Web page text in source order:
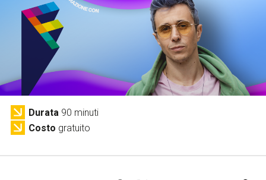
Servizi e accessibilità
Contatti
Biglietti
Durata 90 minuti
Costo gratuito